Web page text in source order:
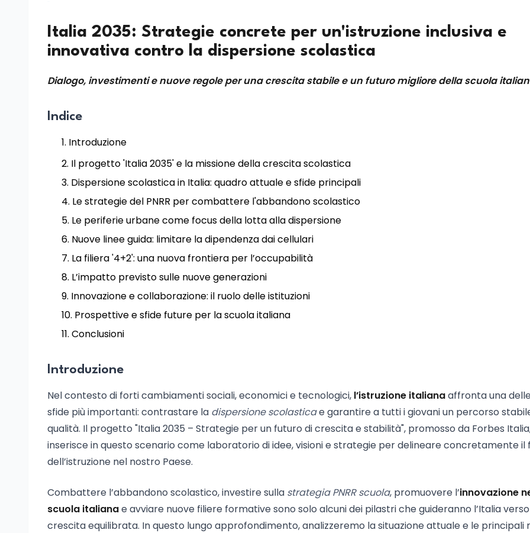
Italia 2035: Strategie concrete per un'istruzione inclusiva e
innovativa contro la dispersione scolastica
Dialogo, investimenti e nuove regole per una crescita stabile e un futuro migliore della scuola
Indice
Introduzione
Il progetto 'Italia 2035' e la missione della crescita scolastica
Dispersione scolastica in Italia: quadro attuale e sfide principali
Le strategie del PNRR per combattere l'abbandono scolastico
Le periferie urbane come focus della lotta alla dispersione
Nuove linee guida: limitare la dipendenza dai cellulari
La filiera '4+2': una nuova frontiera per l’occupabilità
L’impatto previsto sulle nuove generazioni
Innovazione e collaborazione: il ruolo delle istituzioni
Prospettive e sfide future per la scuola italiana
Conclusioni
Introduzione
Nel contesto di forti cambiamenti sociali, economici e tecnologici, l’istruzione italianaaffronta una
sfide più importanti: contrastare la dispersione scolasticae garantire a tutti i giovani un percorso
qualità. Il progetto "Italia 2035 – Strategie per un futuro di crescita e stabilità", promosso da Forbes
inserisce in questo scenario come laboratorio di idee, visioni e strategie per delineare concretamente il
dell’istruzione nel nostro Paese.
Combattere l’abbandono scolastico, investire sulla strategia PNRR scuola, promuovere l’innovazione
scuola italianae avviare nuove filiere formative sono solo alcuni dei pilastri che guideranno l’Italia
crescita equilibrata. In questo lungo approfondimento, analizzeremo la situazione attuale e le principali